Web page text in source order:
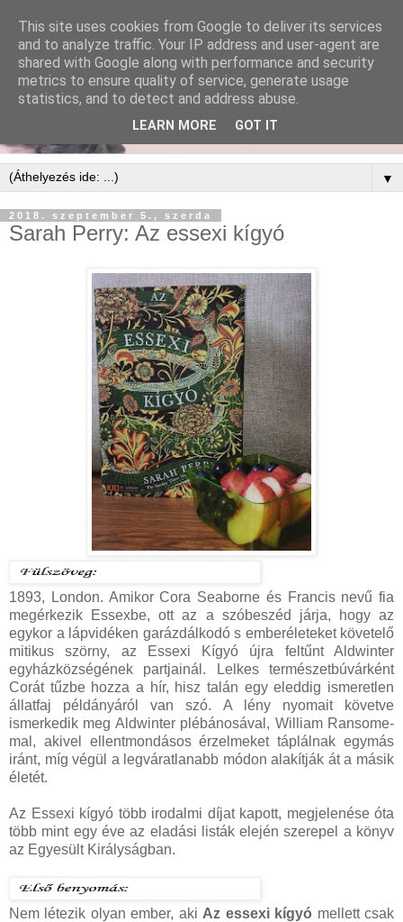
▼
2018. szeptember 5., szerda
Sarah Perry: Az essexi kígyó
1893, London. Amikor Cora Seaborne és Francis nevű fia
megérkezik Essexbe, ott az a szóbeszéd járja, hogy az
egykor a lápvidéken garázdálkodó s emberéleteket követelő
mitikus szörny, az Essexi Kígyó újra feltűnt Aldwinter
egyházközségének partjainál. Lelkes természetbúvárként
Corát tűzbe hozza a hír, hisz talán egy eleddig ismeretlen
állatfaj példányáról van szó. A lény nyomait követve
ismerkedik meg Aldwinter plébánosával, William Ransome-
mal, akivel ellentmondásos érzelmeket táplálnak egymás
iránt, míg végül a legváratlanabb módon alakítják át a másik
életét.
Az Essexi kígyó több irodalmi díjat kapott, megjelenése óta
több mint egy éve az eladási listák elején szerepel a könyv
az Egyesült Királyságban.
Nem létezik olyan ember, aki Az essexi kígyó mellett csak
This site uses cookies from Google to deliver its services
and to analyze traffic. Your IP address and user-agent are
shared with Google along with performance and security
metrics to ensure quality of service, generate usage
statistics, and to detect and address abuse.
LEARN MORE GOT IT